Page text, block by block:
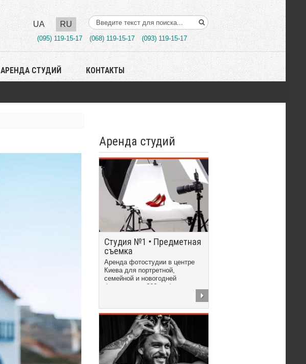
UA RU Поиск..
(095) 119-15-17 (068) 119-15-17 (093) 119-15-17
АРЕНДА СТУДИЙ КОНТАКТЫ
Аренда студий
Студия №1 • Предметная
съемка
Аренда фотостудии в центре
Киева для портретной,
семейной и новогодней
фотосъемки. 300 грн/час